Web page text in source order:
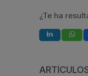
¿Te ha